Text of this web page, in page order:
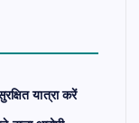
यात्रा करें